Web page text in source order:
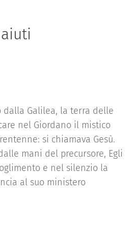
dalla Galilea, la terra delle
nel Giordano il mistico
si chiamava Gesù.
mani del precursore, Egli
e nel silenzio la
al suo ministero